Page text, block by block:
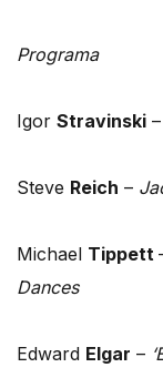
Programa
Igor Stravinski –
Steve Reich –
Michael Tippett
Dances
Edward Elgar –